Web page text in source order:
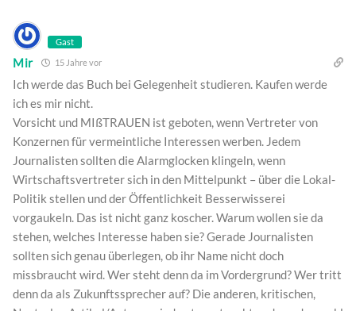
Gast
Mir 15 Jahre vor
Ich werde das Buch bei Gelegenheit studieren. Kaufen werde
ich es mir nicht.
Vorsicht und MIßTRAUEN ist geboten, wenn Vertreter von
Konzernen für vermeintliche Interessen werben. Jedem
Journalisten sollten die Alarmglocken klingeln, wenn
Wirtschaftsvertreter sich in den Mittelpunkt – über die Lokal-
Politik stellen und der Öffentlichkeit Besserwisserei
vorgaukeln. Das ist nicht ganz koscher. Warum wollen sie da
stehen, welches Interesse haben sie? Gerade Journalisten
sollten sich genau überlegen, ob ihr Name nicht doch
missbraucht wird. Wer steht denn da im Vordergrund? Wer tritt
denn da als Zukunftssprecher auf? Die anderen, kritischen,